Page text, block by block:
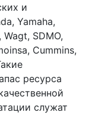
и
Yamaha,
SDMO,
Cummins,
ресурса
служат